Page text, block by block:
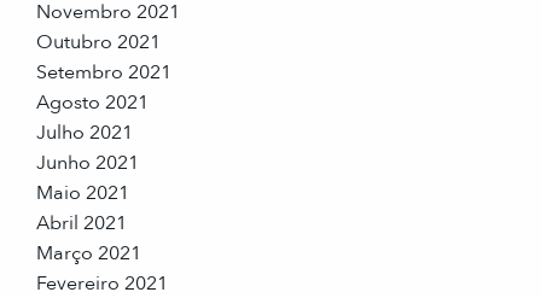
Novembro 2021
Outubro 2021
Setembro 2021
Agosto 2021
Julho 2021
Junho 2021
Maio 2021
Abril 2021
Março 2021
Fevereiro 2021